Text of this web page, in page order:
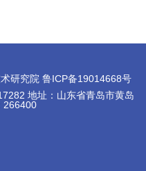
地址：山东省青岛市黄岛
266400
研究院 鲁ICP备19014668号